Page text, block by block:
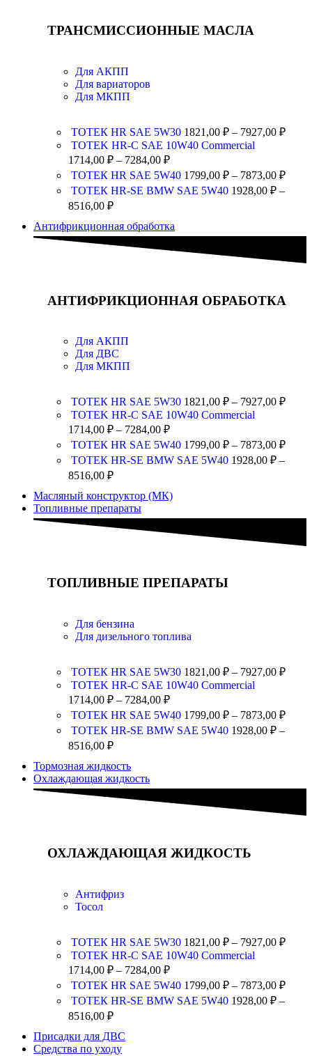
ТРАНСМИССИОННЫЕ МАСЛА
Для АКПП
Для вариаторов
Для МКПП
ТОТЕК HR SAE 5W30 1821,00 ₽ – 7927,00 ₽
TOTEK HR-C SAE 10W40 Commercial
1714,00 ₽ – 7284,00 ₽
ТОТЕК HR SAE 5W40 1799,00 ₽ – 7873,00 ₽
ТОТЕК HR-SE BMW SAE 5W40 1928,00 ₽ –
8516,00 ₽
Антифрикционная обработка
АНТИФРИКЦИОННАЯ ОБРАБОТКА
Для АКПП
Для ДВС
Для МКПП
ТОТЕК HR SAE 5W30 1821,00 ₽ – 7927,00 ₽
TOTEK HR-C SAE 10W40 Commercial
1714,00 ₽ – 7284,00 ₽
ТОТЕК HR SAE 5W40 1799,00 ₽ – 7873,00 ₽
ТОТЕК HR-SE BMW SAE 5W40 1928,00 ₽ –
8516,00 ₽
Масляный конструктор (МК)
Топливные препараты
ТОПЛИВНЫЕ ПРЕПАРАТЫ
Для бензина
Для дизельного топлива
ТОТЕК HR SAE 5W30 1821,00 ₽ – 7927,00 ₽
TOTEK HR-C SAE 10W40 Commercial
1714,00 ₽ – 7284,00 ₽
ТОТЕК HR SAE 5W40 1799,00 ₽ – 7873,00 ₽
ТОТЕК HR-SE BMW SAE 5W40 1928,00 ₽ –
8516,00 ₽
Тормозная жидкость
Охлаждающая жидкость
ОХЛАЖДАЮЩАЯ ЖИДКОСТЬ
Антифриз
Тосол
ТОТЕК HR SAE 5W30 1821,00 ₽ – 7927,00 ₽
TOTEK HR-C SAE 10W40 Commercial
1714,00 ₽ – 7284,00 ₽
ТОТЕК HR SAE 5W40 1799,00 ₽ – 7873,00 ₽
ТОТЕК HR-SE BMW SAE 5W40 1928,00 ₽ –
8516,00 ₽
Присадки для ДВС
Средства по уходу